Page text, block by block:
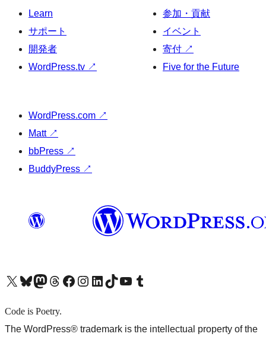
Learn
サポート
開発者
WordPress.tv ↗
参加・貢献
イベント
寄付 ↗
Five for the Future
WordPress.com ↗
Matt ↗
bbPress ↗
BuddyPress ↗
X (旧 Twitter) アカウントへBluesky アカウントへMastodon アカウントへThreads アカウントへ Facebook ページへInstagram アカウントへ LinkedIn アカウントへTikTok アカウントへYouTube チャンネルへ Tumblr アカウントへ
Code is Poetry.
The WordPress® trademark is the intellectual property of the